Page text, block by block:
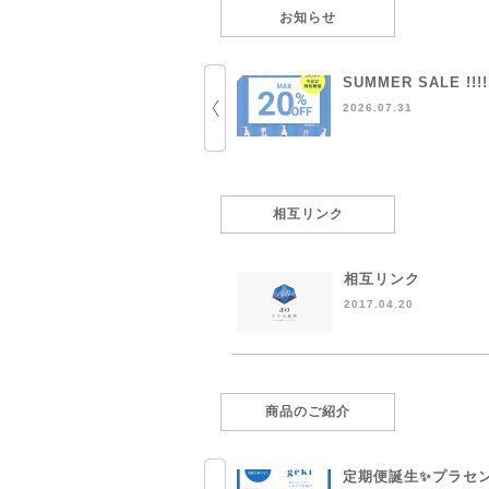
お知らせ
SUMMER SALE
2026.07.31
相互リンク
相互リンク
2017.04.20
商品のご紹介
定期便誕生✨プラセ